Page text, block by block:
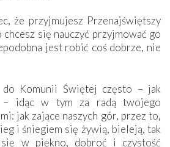
że przyjmujesz Przenajświętszy
chcesz się nauczyć przyjmować go
jest robić coś dobrze, nie
Komunii Świętej często – jak
– idąc w tym za radą twojego
jak zające naszych gór, przez to,
i śniegiem się żywią, bieleją, tak
w piękno, dobroć i czystość